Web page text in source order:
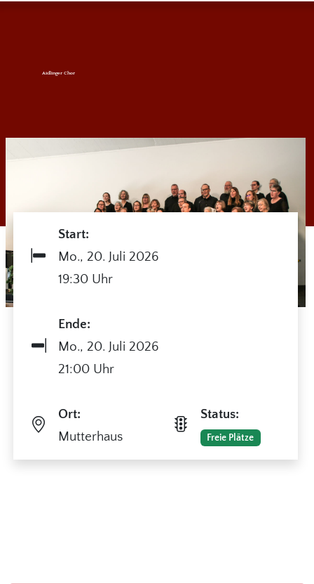
Aidlinger Chor
Start:
Mo., 20. Juli 2026
19:30 Uhr
Ende:
Mo., 20. Juli 2026
21:00 Uhr
Ort:
Mutterhaus
Status:
Freie Plätze